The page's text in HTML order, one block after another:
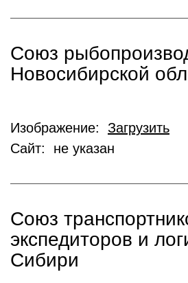
Союз
Новосибирской
Изображение: Загрузить
Сайт: не указан
Союз
экспедиторов и
Сибири